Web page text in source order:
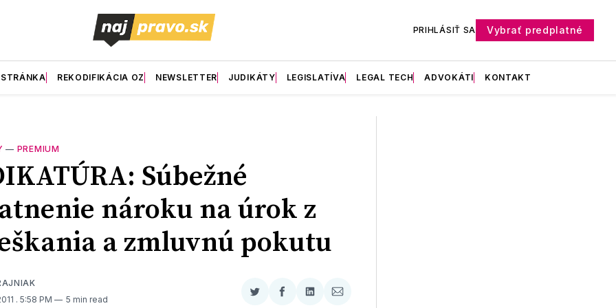
PRIHLÁSIŤ SA Vybrať predplatné
REKODIFIKÁCIA OZ NEWSLETTER JUDIKÁTY LEGISLATÍVA LEGAL TECH ADVOKÁTI KONTAKT
— PREMIUM
Súbežné
nároku na úrok z
a zmluvnú pokutu
. 5:58 PM 5 min read
ZdieľaťZdieľaťZdieľaťZdieľať